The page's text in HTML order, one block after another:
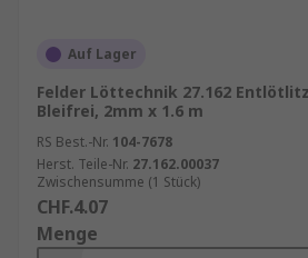
Auf Lager
Felder Löttechnik 27.162
Bleifrei, 2mm x 1.6 m
RS Best.-Nr. 104-7678
Herst. Teile-Nr. 27.162.00037
Zwischensumme (1 Stück)
CHF.4.07
Menge